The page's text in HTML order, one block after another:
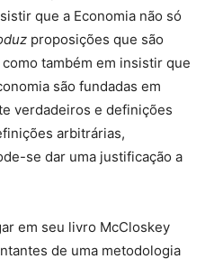
que a Economia não só
proposições que são
também em insistir que
são fundadas em
verdadeiros e definições
arbitrárias,
se dar uma justificação a
em seu livro McCloskey
de uma metodologia